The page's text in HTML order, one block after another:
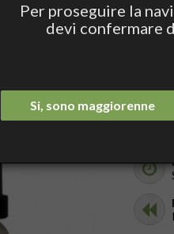
Per proseguire la
devi confermare
Si, sono maggiorenne